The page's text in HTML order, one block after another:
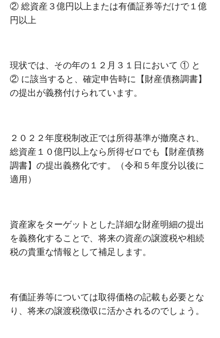
② 総資産３億円以上または有価証券等だけで１億
円以上
現状では、その年の１２月３１日において ① と
② に該当すると、確定申告時に【財産債務調書】
の提出が義務付けられています。
２０２２年度税制改正では所得基準が撤廃され、
総資産１０億円以上なら所得ゼロでも【財産債務
調書】の提出義務化です。（令和５年度分以後に
適用）
資産家をターゲットとした詳細な財産明細の提出
を義務化することで、将来の資産の譲渡税や相続
税の貴重な情報として補足します。
有価証券等については取得価格の記載も必要とな
り、将来の譲渡税徴収に活かされるのでしょう。